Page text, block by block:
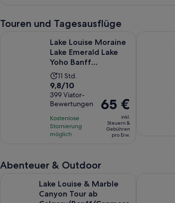
Touren und Tagesausflüge
Lake Louise Moraine
Lake Emerald Lake
Yoho Banff
Nationalpark
Die
Aktivität
dauert
11
Stunden
11 Std.
9.8
von
10,
basierend
auf
399
9,8/10
399 Viator-
Bewertungen
Kostenlose
Stornierung
möglich
Der
Preis
beträgt
65 €
65 €
inkl.
Steuern &
Gebühren
pro Erw.
Abenteuer & Outdoor
Lake Louise & Marble
Canyon Tour ab